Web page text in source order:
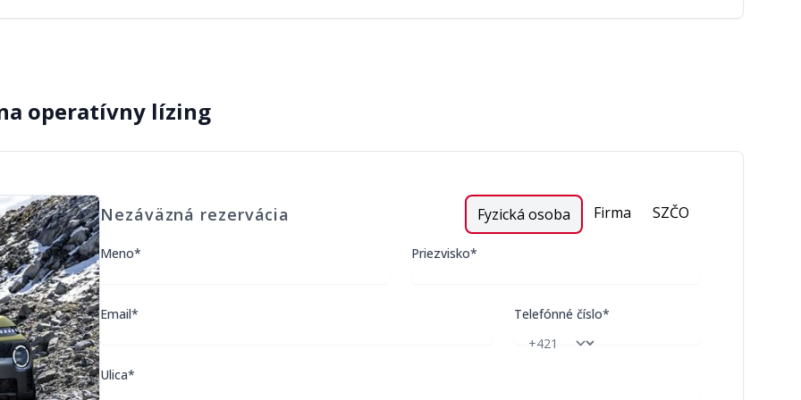
operatívny lízing
Nezáväzná rezervácia Fyzická osoba Firma SZČO
Meno* Priezvisko*
Email* Telefónné číslo*
Ulica*